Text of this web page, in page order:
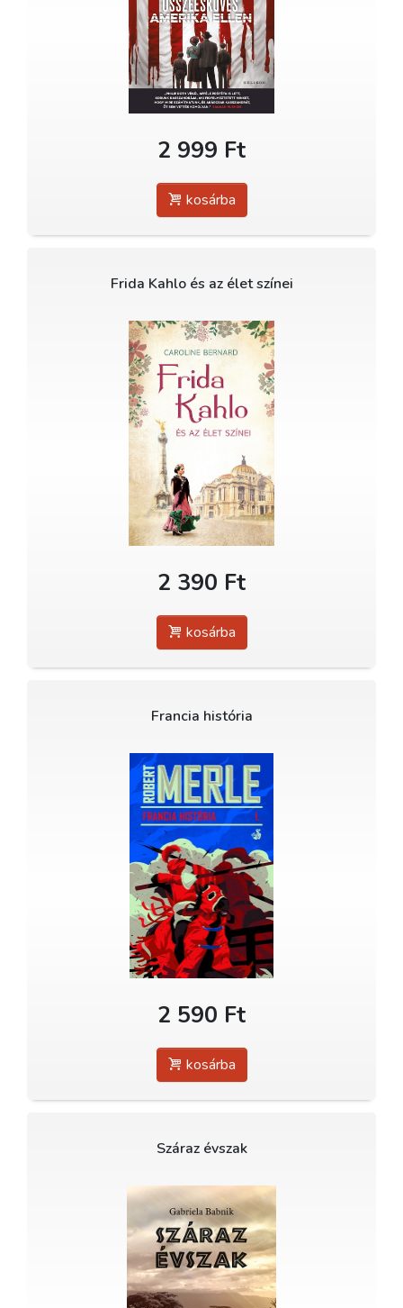
2 999 Ft
kosárba
Frida Kahlo és az élet színei
2 390 Ft
kosárba
Francia história
2 590 Ft
kosárba
Száraz évszak